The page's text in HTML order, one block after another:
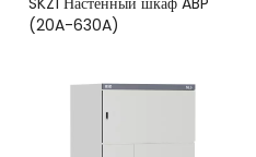
(20A-630A)